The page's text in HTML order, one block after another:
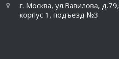
г. Москва, ул.Вавилова, д.79,
корпус 1, подъезд №3